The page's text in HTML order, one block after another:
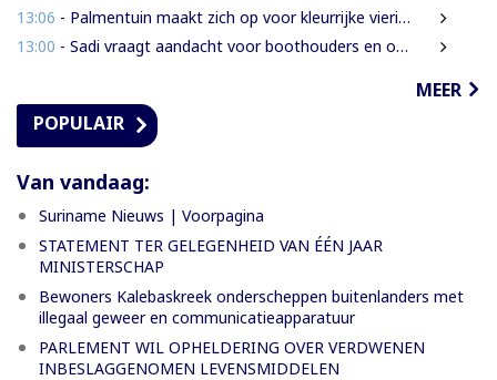
13:06 - Palmentuin maakt zich op voor kleurrijke viering Dag der Inheemsen
13:00 - Sadi vraagt aandacht voor boothouders en overbelasting Wijdenboschbrug
MEER
POPULAIR
Van vandaag:
Suriname Nieuws | Voorpagina
STATEMENT TER GELEGENHEID VAN ÉÉN JAAR
MINISTERSCHAP
Bewoners Kalebaskreek onderscheppen buitenlanders met
illegaal geweer en communicatieapparatuur
PARLEMENT WIL OPHELDERING OVER VERDWENEN
INBESLAGGENOMEN LEVENSMIDDELEN